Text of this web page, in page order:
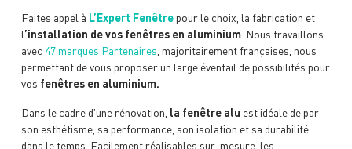
Faites appel à L’Expert Fenêtrepour le choix, la fabrication et
l’installation de vos fenêtres en aluminium. Nous travaillons
avec 47 marques Partenaires , majoritairement françaises, nous
permettant de vous proposer un large éventail de possibilités pour
vos fenêtres en aluminium.
Dans le cadre d’une rénovation, la fenêtre alu est idéale de par
son esthétisme, sa performance, son isolation et sa durabilité
dans le temps. Facilement réalisables sur-mesure, les